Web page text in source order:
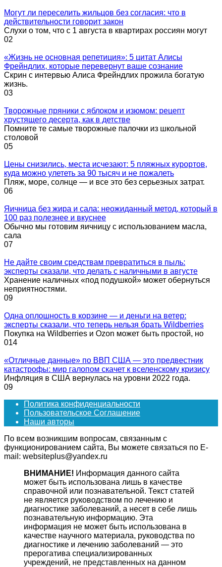
Могут ли переселить жильцов без согласия: что в
действительности говорит закон
Слухи о том, что с 1 августа в квартирах россиян могут
02
«Жизнь не основная репетиция»: 5 цитат Алисы
Фрейндлих, которые перевернут ваше сознание
Скрин с интервью Алиса Фрейндлих прожила богатую
жизнь.
03
Творожные пряники с яблоком и изюмом: рецепт
хрустящего десерта, как в детстве
Помните те самые творожные палочки из школьной
столовой
05
Цены снизились, места исчезают: 5 пляжных курортов,
куда можно улететь за 90 тысяч и не пожалеть
Пляж, море, солнце — и все это без серьезных затрат.
06
Яичница без жира и сала: неожиданный метод, который в
100 раз полезнее и вкуснее
Обычно мы готовим яичницу с использованием масла,
сала
07
Не дайте своим средствам превратиться в пыль:
эксперты сказали, что делать с наличными в августе
Хранение наличных «под подушкой» может обернуться
неприятностями.
09
Одна оплошность в корзине — и деньги на ветер:
эксперты сказали, что теперь нельзя брать Wildberries
Покупка на Wildberries и Ozon может быть простой, но
014
«Отличные данные» по ВВП США — это предвестник
катастрофы: мир галопом скачет к вселенскому кризису
Инфляция в США вернулась на уровни 2022 года.
09
Политика конфиденциальности
Пользовательское Соглашение
Наши авторы
По всем возникшим вопросам, связанным с
функционированием сайта, Вы можете связаться по E-
mail: websiteplus@yandex.ru
ВНИМАНИЕ! Информация данного сайта
может быть использована лишь в качестве
справочной или познавательной. Текст статей
не является руководством по лечению и
диагностике заболеваний, а несет в себе лишь
познавательную информацию. Эта
информация не может быть использована в
качестве научного материала, руководства по
диагностике и лечению заболеваний — это
прерогатива специализированных
учреждений, не представленных на данном